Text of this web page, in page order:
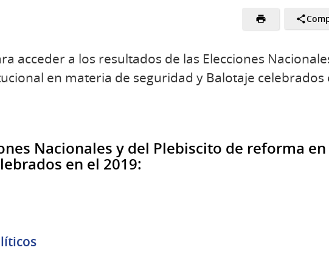
acceder a los resultados de las Elecciones
en materia de seguridad y Balotaje celebrados
Nacionales y del Plebiscito de reforma en
en el 2019: